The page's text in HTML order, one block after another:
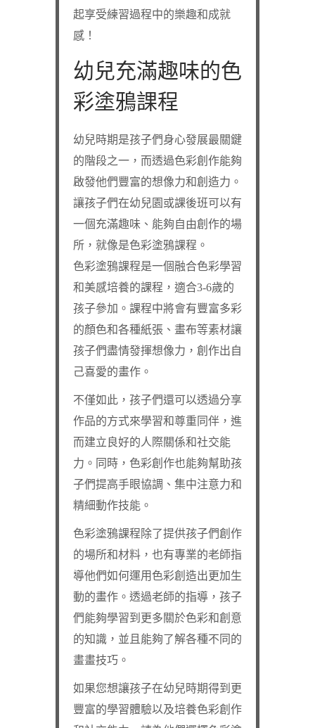
起享受練習過程中的樂趣和成就
感！
幼兒充滿趣味的色
彩塗鴉課程
幼兒時期是孩子們身心發展最關鍵
的階段之一，而透過色彩創作能夠
啟發他們豐富的想像力和創造力。
讓孩子們在幼兒園或課後班可以有
一個充滿趣味、能夠自由創作的場
所，就像是色彩塗鴉課程。
色彩塗鴉課程是一個融合色彩學習
和美感培養的課程，適合3-6歲的
孩子參加。課程中將會有豐富多彩
的顏色和各種紙張、畫布等素材讓
孩子們盡情發揮想像力，創作出自
己喜愛的畫作。
不僅如此，孩子們還可以透過分享
作品的方式來學習和尊重同伴，進
而建立良好的人際關係和社交能
力。同時，色彩創作也能夠幫助孩
子們提高手眼協調、集中注意力和
精細動作技能。
色彩塗鴉課程除了提供孩子們創作
的場所和材料，也有專業的老師指
導他們如何運用色彩創造出更加生
動的畫作。透過老師的指導，孩子
們能夠學習到更多關於色彩和創意
的知識，並且能夠了解各種不同的
畫畫技巧。
如果您想讓孩子在幼兒時期得到更
豐富的學習體驗以及培養色彩創作